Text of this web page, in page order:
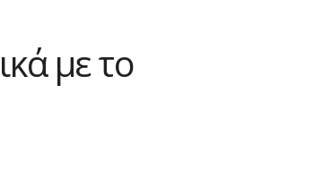
με το